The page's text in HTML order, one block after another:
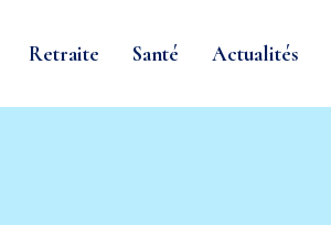
Retraite Santé Actualités